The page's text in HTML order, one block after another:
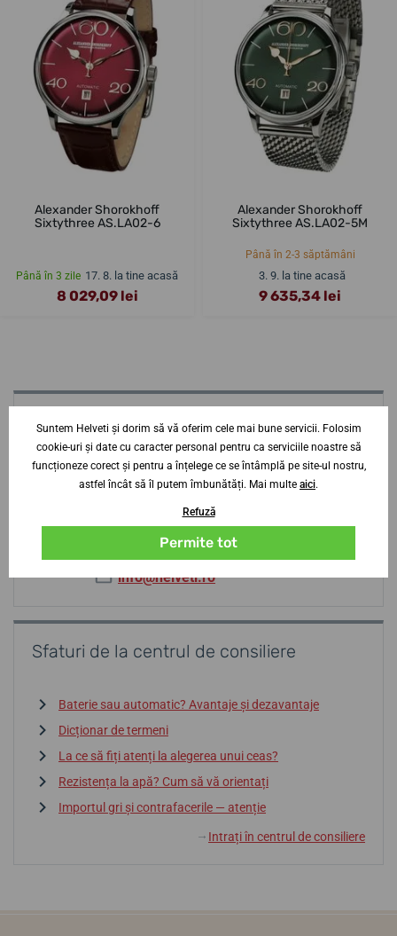
Alexander Shorokhoff
Sixtythree AS.LA02-6
Până în 3 zile 17. 8. la tine acasă
8 029,09 lei
Alexander Shorokhoff
Sixtythree AS.LA02-5M
Până în 2-3 săptămâni
3. 9. la tine acasă
9 635,34 lei
Aveți nevoie de sfaturi? Contactați-ne?
specialist
Jiří Štencek
+420 252 252 306
Vi-Sb9-16
info@helveti.ro
Sfaturi de la centrul de consiliere
Baterie sau automatic? Avantaje și dezavantaje
Dicționar de termeni
La ce să fiți atenți la alegerea unui ceas?
Rezistența la apă? Cum să vă orientați
Importul gri și contrafacerile — atenție
↓ Intrați în centrul de consiliere
Suntem Helveti și dorim să vă oferim cele mai bune servicii. Folosim
cookie-uri și date cu caracter personal pentru ca serviciile noastre să
funcționeze corect și pentru a înțelege ce se întâmplă pe site-ul nostru,
astfel încât să îl putem îmbunătăți. Mai multe aici.
Refuză
Permite tot